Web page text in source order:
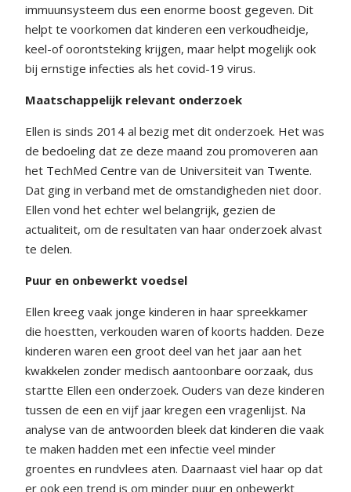
immuunsysteem dus een enorme boost gegeven. Dit
helpt te voorkomen dat kinderen een verkoudheidje,
keel-of oorontsteking krijgen, maar helpt mogelijk ook
bij ernstige infecties als het covid-19 virus.
Maatschappelijk relevant onderzoek
Ellen is sinds 2014 al bezig met dit onderzoek. Het was
de bedoeling dat ze deze maand zou promoveren aan
het TechMed Centre van de Universiteit van Twente.
Dat ging in verband met de omstandigheden niet door.
Ellen vond het echter wel belangrijk, gezien de
actualiteit, om de resultaten van haar onderzoek alvast
te delen.
Puur en onbewerkt voedsel
Ellen kreeg vaak jonge kinderen in haar spreekkamer
die hoestten, verkouden waren of koorts hadden. Deze
kinderen waren een groot deel van het jaar aan het
kwakkelen zonder medisch aantoonbare oorzaak, dus
startte Ellen een onderzoek. Ouders van deze kinderen
tussen de een en vijf jaar kregen een vragenlijst. Na
analyse van de antwoorden bleek dat kinderen die vaak
te maken hadden met een infectie veel minder
groentes en rundvlees aten. Daarnaast viel haar op dat
er ook een trend is om minder puur en onbewerkt